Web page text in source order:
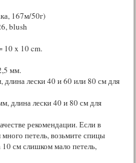
167м/50г)
blush
10 x 10 cm.
мм.
лески 40 и 60 или 80 см для
длина лески 40 и 80 см для
рекомендации. Если в
петель, возьмите спицы
см слишком мало петель,